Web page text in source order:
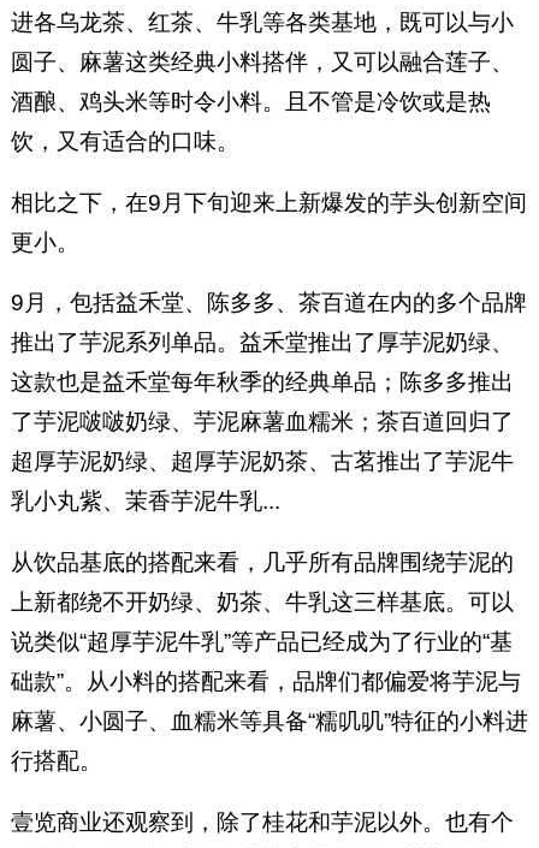
进各乌龙茶、红茶、牛乳等各类基地，既可以与小
圆子、麻薯这类经典小料搭伴，又可以融合莲子、
酒酿、鸡头米等时令小料。且不管是冷饮或是热
饮，又有适合的口味。
相比之下，在9月下旬迎来上新爆发的芋头创新空间
更小。
9月，包括益禾堂、陈多多、茶百道在内的多个品牌
推出了芋泥系列单品。益禾堂推出了厚芋泥奶绿、
这款也是益禾堂每年秋季的经典单品；陈多多推出
了芋泥啵啵奶绿、芋泥麻薯血糯米；茶百道回归了
超厚芋泥奶绿、超厚芋泥奶茶、古茗推出了芋泥牛
乳小丸紫、茉香芋泥牛乳...
从饮品基底的搭配来看，几乎所有品牌围绕芋泥的
上新都绕不开奶绿、奶茶、牛乳这三样基底。可以
说类似“超厚芋泥牛乳”等产品已经成为了行业的“基
础款”。从小料的搭配来看，品牌们都偏爱将芋泥与
麻薯、小圆子、血糯米等具备“糯叽叽”特征的小料进
行搭配。
壹览商业还观察到，除了桂花和芋泥以外。也有个